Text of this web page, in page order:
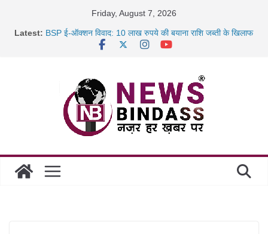
Friday, August 7, 2026
Latest: BSP ई-ऑक्शन विवाद: 10 लाख रुपये की बयाना राशि जब्ती के खिलाफ
साइबर ठगी पर दुर्ग पुलिस का बड़ा एक्शन: 13 म्यूल बैंक खाताधारक
गिरफ्तार